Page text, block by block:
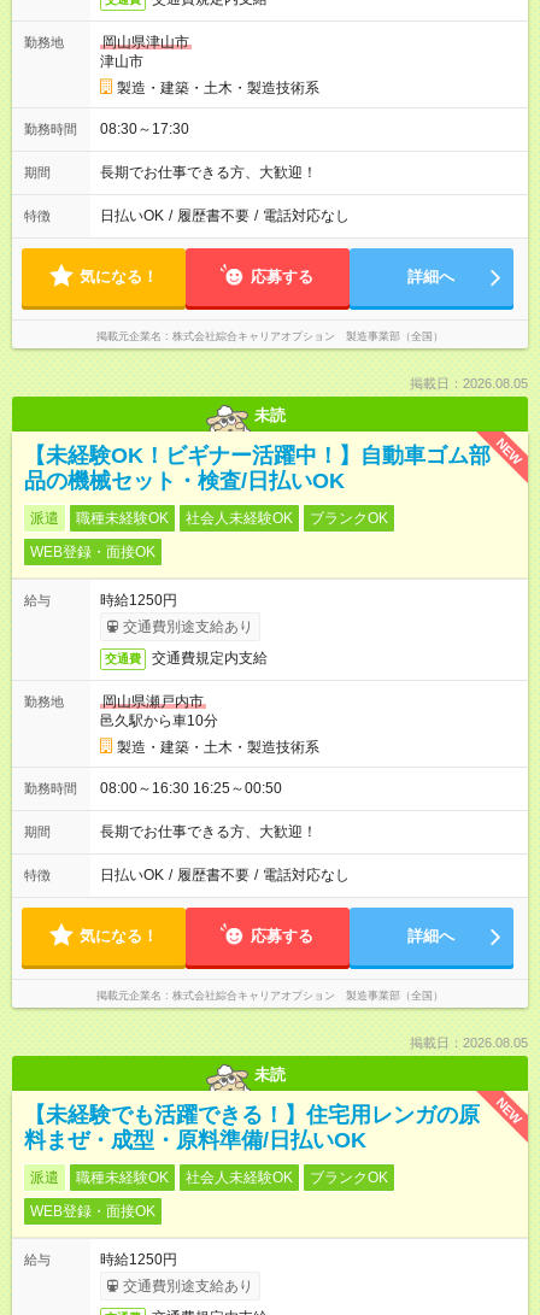
勤務地
岡山県津山市
津山市
製造・建築・土木・製造技術系
勤務時間 08:30～17:30
期間 長期でお仕事できる方、大歓迎！
特徴 日払いOK / 履歴書不要 / 電話対応なし
気になる！ 応募する 詳細へ
掲載元企業名 株式会社綜合キャリアオプション 製造事業部（全国）
掲載日：2026.08.05
未読
NEW
【未経験OK！ビギナー活躍中！】自動車ゴム部
品の機械セット・検査/日払いOK
派遣 職種未経験OK 社会人未経験OK
ブランクOK
WEB登録・面接OK
給与
時給1250円
交通費別途支給あり
交通費 交通費規定内支給
勤務地
岡山県瀬戸内市
邑久駅から車10分
製造・建築・土木・製造技術系
勤務時間 08:00～16:30 16:25～00:50
期間 長期でお仕事できる方、大歓迎！
特徴 日払いOK / 履歴書不要 / 電話対応なし
気になる！ 応募する 詳細へ
掲載元企業名 株式会社綜合キャリアオプション 製造事業部（全国）
掲載日：2026.08.05
未読
NEW
【未経験でも活躍できる！】住宅用レンガの原
料まぜ・成型・原料準備/日払いOK
派遣 職種未経験OK 社会人未経験OK
ブランクOK
WEB登録・面接OK
給与
時給1250円
交通費別途支給あり